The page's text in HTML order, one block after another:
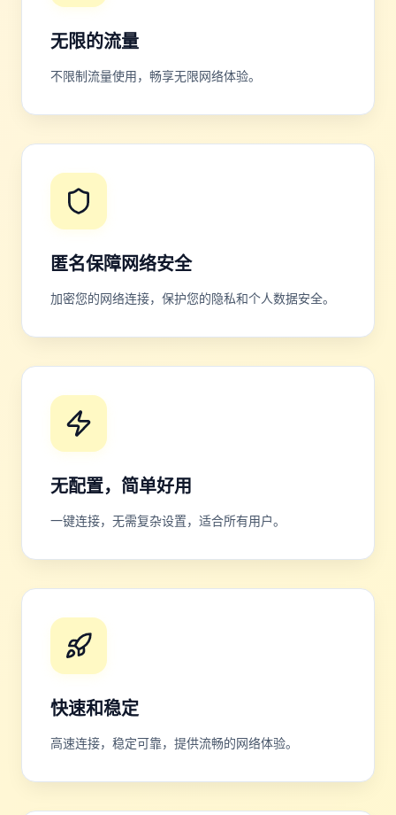
无限的流量
不限制流量使用，畅享无限网络体验。
匿名保障网络安全
加密您的网络连接，保护您的隐私和个人数据安全。
无配置，简单好用
一键连接，无需复杂设置，适合所有用户。
快速和稳定
高速连接，稳定可靠，提供流畅的网络体验。